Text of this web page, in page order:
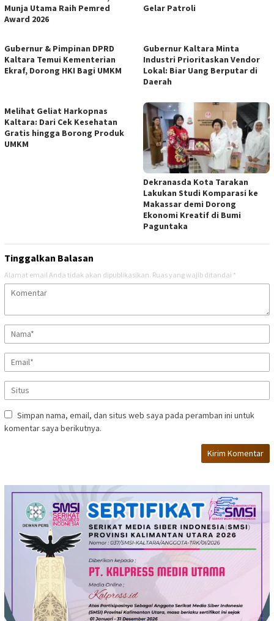
Munja Utama Raih Pemred
Award 2026
Gelar Patroli
Gubernur & Pimpinan DPRD
Kaltara Temui Kementerian
Ekraf, Dorong HKI Bagi UMKM
Gubernur Kaltara Minta
Industri Prioritaskan Vendor
Lokal: Biar Uang Berputar di
Daerah
Melihat Geliat Harkopnas
Kaltara: Dari Cek Kesehatan
Gratis hingga Borong Produk
UMKM
Dekranasda Kota Tarakan
Lakukan Studi Komparasi ke
Makassar demi Dorong
Ekonomi Kreatif di Bumi
Paguntaka
Tinggalkan Balasan
Alamat email Anda tidak akan dipublikasikan. Ruas yang wajib ditandai *
Simpan nama, email, dan situs web saya pada peramban ini untuk
komentar saya berikutnya.